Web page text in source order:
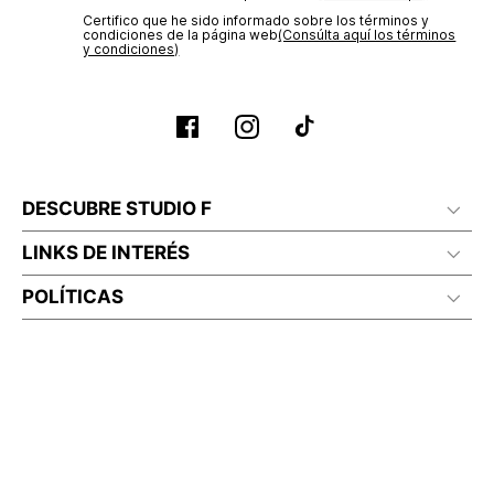
No planchar con vapor
Certifico que he sido informado sobre los términos y
condiciones de la página web‎(Consúlta aquí los términos
y condiciones)
DESCUBRE STUDIO F
LINKS DE INTERÉS
POLÍTICAS